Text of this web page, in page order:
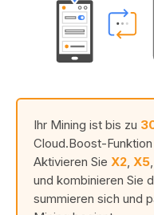
Ihr Mining ist bis zu
Cloud.Boost-
Aktivieren Sie X2 X5
und kombinieren Sie
summieren sich und